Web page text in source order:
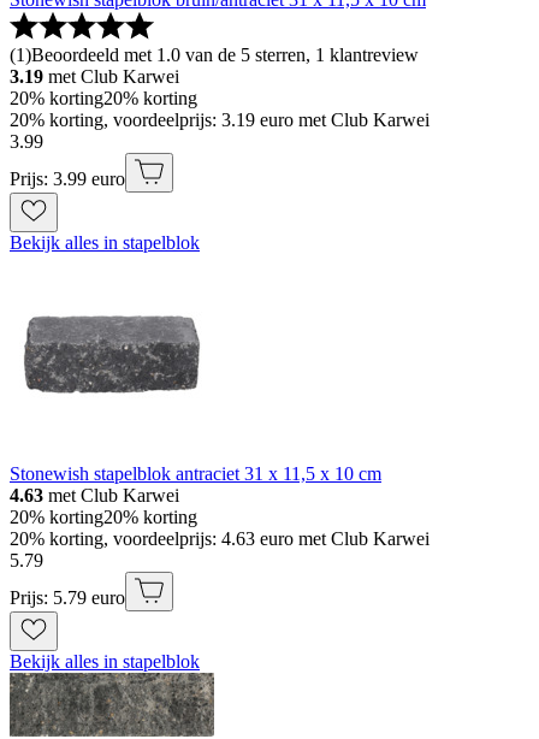
(1)Beoordeeld met 1.0 van de 5 sterren, 1 klantreview
3.19 met Club Karwei
20% korting20% korting
20% korting, voordeelprijs: 3.19 euro met Club Karwei
3.99
Prijs: 3.99 euro
Bekijk alles in stapelblok
Stonewish stapelblok antraciet 31 x 11,5 x 10 cm
4.63 met Club Karwei
20% korting20% korting
20% korting, voordeelprijs: 4.63 euro met Club Karwei
5.79
Prijs: 5.79 euro
Bekijk alles in stapelblok